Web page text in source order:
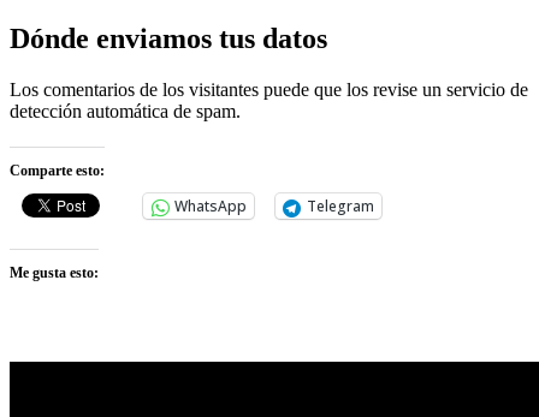
Dónde enviamos tus datos
Los comentarios de los visitantes puede que los revise un servicio de
detección automática de spam.
Comparte esto:
WhatsApp Telegram
Me gusta esto: